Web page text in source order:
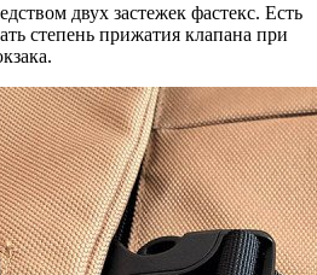
двух застежек фастекс. Есть
степень прижатия клапана при